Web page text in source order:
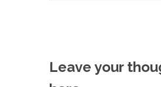
Leave your